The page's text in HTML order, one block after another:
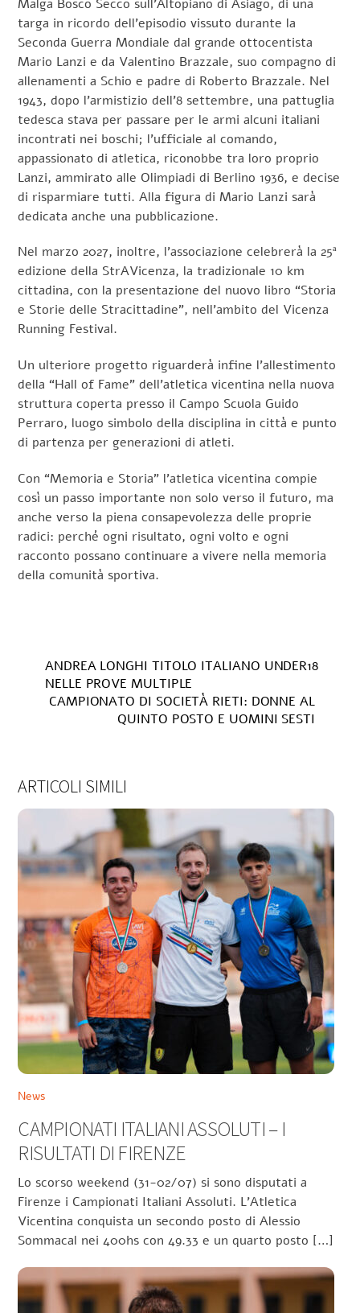
Malga Bosco Secco sull’Altopiano di Asiago, di una
targa in ricordo dell’episodio vissuto durante la
Seconda Guerra Mondiale dal grande ottocentista
Mario Lanzi e da Valentino Brazzale, suo compagno di
allenamenti a Schio e padre di Roberto Brazzale. Nel
1943, dopo l’armistizio dell’8 settembre, una pattuglia
tedesca stava per passare per le armi alcuni italiani
incontrati nei boschi; l’ufficiale al comando,
appassionato di atletica, riconobbe tra loro proprio
Lanzi, ammirato alle Olimpiadi di Berlino 1936, e decise
di risparmiare tutti. Alla figura di Mario Lanzi sarà
dedicata anche una pubblicazione.
Nel marzo 2027, inoltre, l’associazione celebrerà la 25ª
edizione della StrAVicenza, la tradizionale 10 km
cittadina, con la presentazione del nuovo libro “Storia
e Storie delle Stracittadine”, nell’ambito del Vicenza
Running Festival.
Un ulteriore progetto riguarderà infine l’allestimento
della “Hall of Fame” dell’atletica vicentina nella nuova
struttura coperta presso il Campo Scuola Guido
Perraro, luogo simbolo della disciplina in città e punto
di partenza per generazioni di atleti.
Con “Memoria e Storia” l’atletica vicentina compie
così un passo importante non solo verso il futuro, ma
anche verso la piena consapevolezza delle proprie
radici: perché ogni risultato, ogni volto e ogni
racconto possano continuare a vivere nella memoria
della comunità sportiva.
ANDREA LONGHI TITOLO ITALIANO UNDER18
NELLE PROVE MULTIPLE
CAMPIONATO DI SOCIETÀ RIETI: DONNE AL
QUINTO POSTO E UOMINI SESTI
ARTICOLI SIMILI
News
CAMPIONATI ITALIANI ASSOLUTI – I
RISULTATI DI FIRENZE
Lo scorso weekend (31-02/07) si sono disputati a
Firenze i Campionati Italiani Assoluti. L’Atletica
Vicentina conquista un secondo posto di Alessio
Sommacal nei 400hs con 49.33 e un quarto posto […]